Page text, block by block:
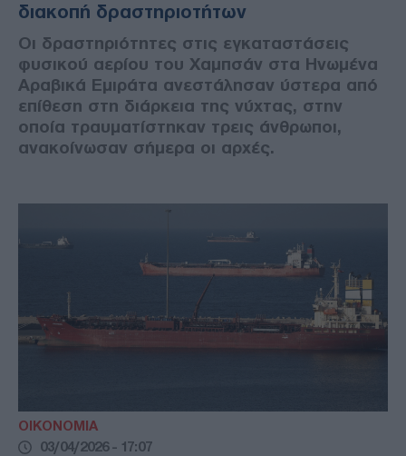
διακοπή δραστηριοτήτων
Οι δραστηριότητες στις εγκαταστάσεις
φυσικού αερίου του Χαμπσάν στα Ηνωμένα
Αραβικά Εμιράτα ανεστάλησαν ύστερα από
επίθεση στη διάρκεια της νύχτας, στην
οποία τραυματίστηκαν τρεις άνθρωποι,
ανακοίνωσαν σήμερα οι αρχές.
ΟΙΚΟΝΟΜΙΑ
03/04/2026 - 17:07